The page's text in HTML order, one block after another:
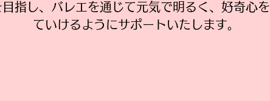
指し、バレエを通じて元気で明るく、好奇心
ていけるようにサポートいたします。